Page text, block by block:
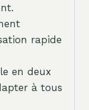
rapide
en deux
à tous